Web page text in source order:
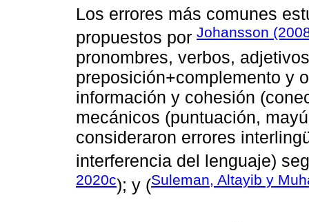
Los errores más comunes
propuestos por Johansson
pronombres, verbos,
preposición+complemento y
información y cohesión
mecánicos (puntuación,
consideraron errores
interferencia del lenguaje)
2020c); y (Suleman, Altayib y